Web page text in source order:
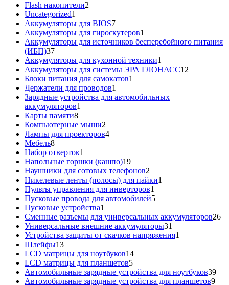
Flash накопители2
Uncategorized1
товар
Аккумуляторы для BIOS77
товаров
Аккумуляторы для гироскутеров1
товар
Аккумуляторы для источников бесперебойного питания
(ИБП)3737
товаров
Аккумуляторы для кухонной техники1
товар
Аккумуляторы для системы ЭРА ГЛОНАСС12
Блоки питания для самокатов1
Держатели для проводов1
товар
Зарядные устройства для автомобильных
аккумуляторов1
Карты памяти88
товаров
Компьютерные мыши2
товара
Лампы для проекторов44
Мебель88
товаров
Набор отверток1
товар
Напольные горшки (кашпо)1919
товаров
Наушники для сотовых телефонов2
товара
Никелевые ленты (полосы) для пайки1
Пульты управления для инверторов1
товар
Пусковые провода для автомобилей55
Пусковые устройства1
товар
Сменные разъемы для универсальных аккумуляторов2626
Универсальные внешние аккумуляторы31
товар
Устройства защиты от скачков напряжения1
Шлейфы1313
товаров
LCD матрицы для ноутбуков1414
LCD матрицы для планшетов55
товаров
Автомобильные зарядные устройства для ноутбуков3939
Автомобильные зарядные устройства для планшетов99